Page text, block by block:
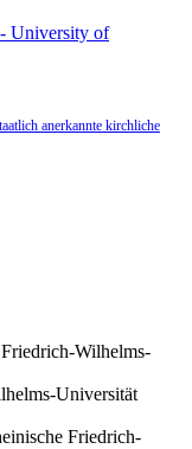
University of
anerkannte kirchliche
Wilhelms-
Universität
Friedrich-